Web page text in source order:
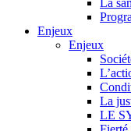
La
Enjeux
Enjeux
La
LE